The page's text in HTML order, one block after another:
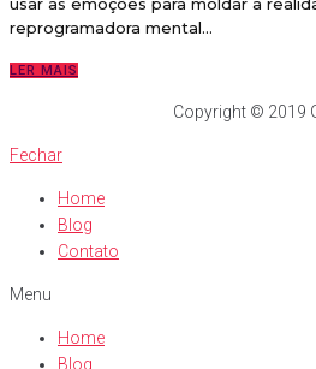
usar as emoções para moldar a
reprogramadora mental...
LER MAIS
Copyright © 2019
Fechar
Home
Blog
Contato
Menu
Home
Blog